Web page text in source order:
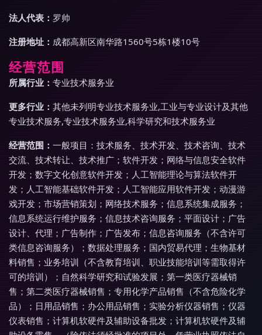
法人代表： 罗帅
注册地址： 成都高新区南华路1560号5栋1楼10号
经营范围
所属行业： 专业技术服务业
更多行业： 其他未列明专业技术服务业,工业与专业设计及其他
专业技术服务,专业技术服务业,科学研究和技术服务业
经营范围： 一般项目：技术服务、技术开发、技术咨询、技术
交流、技术转让、技术推广；软件开发；网络与信息安全软件
开发；数字文化创意软件开发；人工智能理论与算法软件开
发；人工智能基础软件开发；人工智能应用软件开发；动漫游
戏开发；市场营销策划；网络技术服务；信息系统集成服务；
信息系统运行维护服务；信息技术咨询服务；平面设计；广告
设计、代理；广告制作；广告发布；信息咨询服务（不含许可
类信息咨询服务）；数据处理服务；国内贸易代理；生物基材
料销售；业务培训（不含教育培训、职业技能培训等需取得许
可的培训）；自然科学研究和试验发展；第一类医疗器械销
售；第二类医疗器械销售；专用化学产品销售（不含危险化学
品）；日用品销售；办公用品销售；实验分析仪器销售；仪器
仪表销售；计算机软硬件及辅助设备批发；计算机软硬件及辅